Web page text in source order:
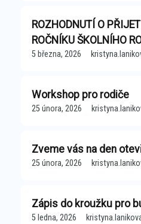
ROZHODNUTÍ O
ROČNÍKU ŠKOLNÍHO
5 března, 2026
Workshop pro rodiče
25 února, 2026
Zveme vás na den
25 února, 2026
Zápis do kroužku pro
5 ledna, 2026